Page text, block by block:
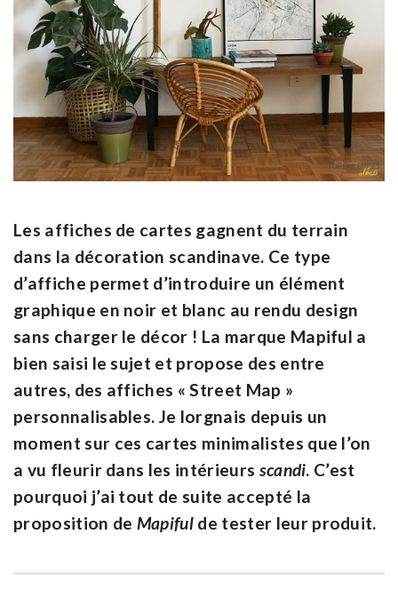
Les affiches de cartes gagnent du terrain
dans la décoration scandinave. Ce type
d’affiche permet d’introduire un élément
graphique en noir et blanc au rendu design
sans charger le décor ! La marque Mapiful a
bien saisi le sujet et propose des entre
autres, des affiches « Street Map »
personnalisables. Je lorgnais depuis un
moment sur ces cartes minimalistes que l’on
a vu fleurir dans les intérieurs scandi. C’est
pourquoi j’ai tout de suite accepté la
proposition de Mapiful de tester leur produit.